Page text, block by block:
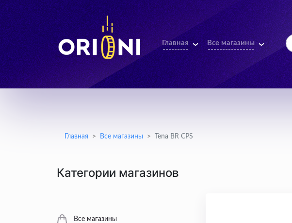
Главная Все магазины
Главная Все магазины Tena BR CPS
Категории магазинов
Все магазины